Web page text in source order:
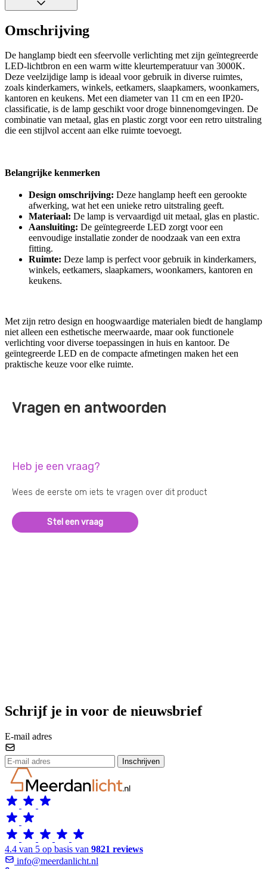
Omschrijving
De hanglamp biedt een sfeervolle verlichting met zijn geïntegreerde
LED-lichtbron en een warm witte kleurtemperatuur van 3000K.
Deze veelzijdige lamp is ideaal voor gebruik in diverse ruimtes,
zoals kinderkamers, winkels, eetkamers, slaapkamers, woonkamers,
kantoren en keukens. Met een diameter van 11 cm en een IP20-
classificatie, is de lamp geschikt voor droge binnenomgevingen. De
combinatie van metaal, glas en plastic zorgt voor een retro uitstraling
die een stijlvol accent aan elke ruimte toevoegt.
Belangrijke kenmerken
Design omschrijving: Deze hanglamp heeft een gerookte
afwerking, wat het een unieke retro uitstraling geeft.
Materiaal: De lamp is vervaardigd uit metaal, glas en plastic.
Aansluiting: De geïntegreerde LED zorgt voor een
eenvoudige installatie zonder de noodzaak van een extra
fitting.
Ruimte: Deze lamp is perfect voor gebruik in kinderkamers,
winkels, eetkamers, slaapkamers, woonkamers, kantoren en
keukens.
Met zijn retro design en hoogwaardige materialen biedt de hanglamp
niet alleen een esthetische meerwaarde, maar ook functionele
verlichting voor diverse toepassingen in huis en kantoor. De
geïntegreerde LED en de compacte afmetingen maken het een
praktische keuze voor elke ruimte.
Vragen en antwoorden
Heb je een vraag?
Wees de eerste om iets te vragen over dit product
Stel een vraag
Schrijf je in voor de nieuwsbrief
E-mail adres
Inschrijven
4.4 van 5 op basis van 9821 reviews
info@meerdanlicht.nl